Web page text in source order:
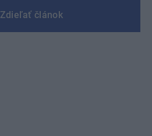
Zdieľať článok